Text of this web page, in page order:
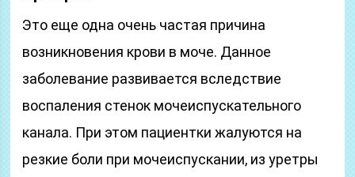
Это еще одна очень частая причина
возникновения крови в моче. Данное
заболевание развивается вследствие
воспаления стенок мочеиспускательного
канала. При этом пациентки жалуются на
резкие боли при мочеиспускании, из уретры